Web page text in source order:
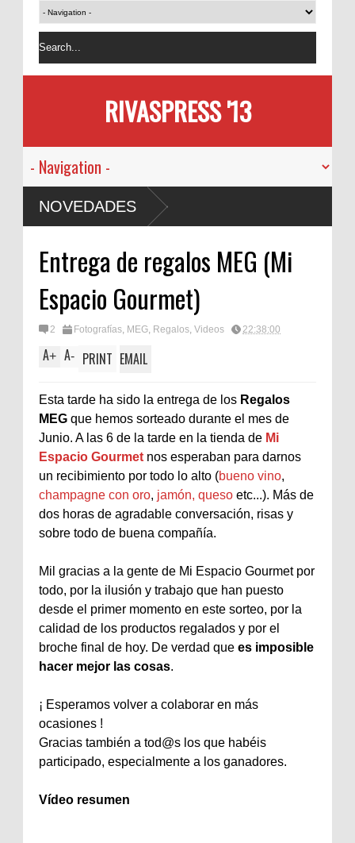
RIVASPRESS '13
NOVEDADES
Entrega de regalos MEG (Mi
Espacio Gourmet)
2 Fotografías, MEG, Regalos, Videos 22:38:00
A+ A- PRINT EMAIL
Esta tarde ha sido la entrega de los Regalos
MEG que hemos sorteado durante el mes de
Junio. A las 6 de la tarde en la tienda de Mi
Espacio Gourmet nos esperaban para darnos
un recibimiento por todo lo alto (bueno vino,
champagne con oro, jamón, queso etc...). Más de
dos horas de agradable conversación, risas y
sobre todo de buena compañía.
Mil gracias a la gente de Mi Espacio Gourmet por
todo, por la ilusión y trabajo que han puesto
desde el primer momento en este sorteo, por la
calidad de los productos regalados y por el
broche final de hoy. De verdad que es imposible
hacer mejor las cosas.
¡ Esperamos volver a colaborar en más
ocasiones !
Gracias también a tod@s los que habéis
participado, especialmente a los ganadores.
Vídeo resumen